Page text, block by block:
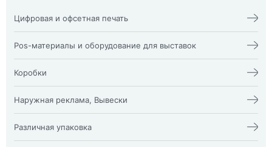
Цифровая и офсетная печать
Визитки
Конверты
3D наклейки
Бейдж
Билеты
Блокноты
Брошюра, каталог
Буклеты
Визитка NFC
Инстаграм визитка
Пакеты
Папка фолдер
Печати и штампы
Подложка на стол,
бланки)
Pos-материалы и оборудование для выставок
X-стенд
Воблеры
Оформление выставочных
стендов
Пресс волл
Пресс Волл из ткани
Промо-стойки
Ролл-апы
Ростовые куклы
Коробки
микрогофры и Гофрокоробки
Кашированные коробки vip
коробки
Классические картонные
коробки
Прозрачные коробки из ПЭТ
Наружная реклама, Вывески
Наклейки на заднее стекло
автомобиля
Аптечный крест
рекламы
Различная упаковка